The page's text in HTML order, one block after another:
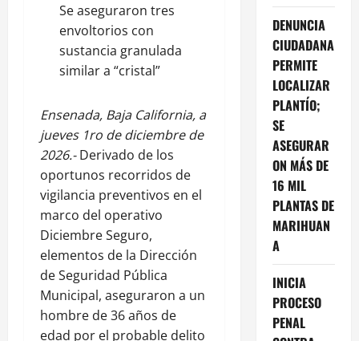
Se aseguraron tres
envoltorios con
sustancia granulada
similar a “cristal”
Ensenada, Baja California, a
jueves 1ro de diciembre de
2026.-Derivado de los
oportunos recorridos de
vigilancia preventivos en el
marco del operativo
Diciembre Seguro,
elementos de la Dirección
de Seguridad Pública
Municipal, aseguraron a un
hombre de 36 años de
edad por el probable delito
DENUNCIA
CIUDADANA
PERMITE
LOCALIZAR
PLANTÍO;
SE
ASEGURAR
ON MÁS DE
16 MIL
PLANTAS DE
MARIHUAN
A
INICIA
PROCESO
PENAL